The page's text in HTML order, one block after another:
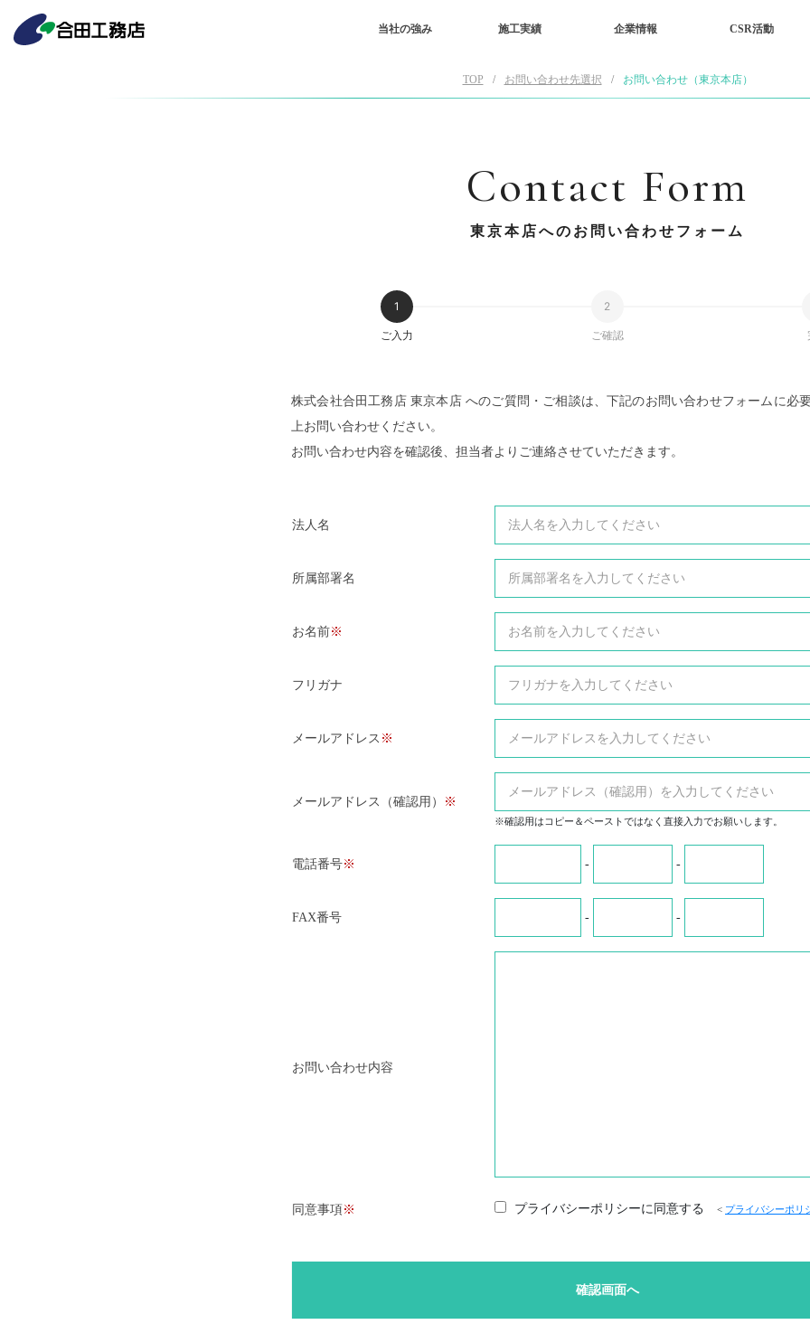
当社の強み 施工実績 企業情報 CSR活動
TOP お問い合わせ先選択 お問い合わせ（東京本店）
Contact Form
東京本店へのお問い合わせフォーム
ご入力 ご確認
株式会社合田工務店 東京本店 へのご質問・ご相談は、下記のお問い合わせフォームに必
上お問い合わせください。
お問い合わせ内容を確認後、担当者よりご連絡させていただきます。
法人名
所属部署名
お名前
フリガナ
メールアドレス
メールアドレス（確認用）
※確認用はコピー＆ペーストではなく直接入力でお願いします。
電話番号 - -
FAX番号 - -
お問い合わせ内容
同意事項 プライバシーポリシーに同意する < プライバシーポリ